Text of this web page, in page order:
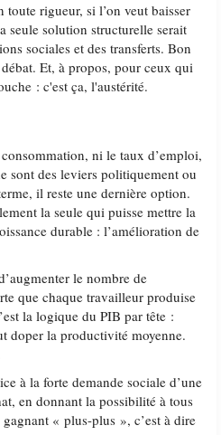
rigueur, si l’on veut baisser
seule solution structurelle serait
sociales et des transferts. Bon
Et, à propos, pour ceux qui
: c'est ça, l'austérité.
ni le taux d’emploi,
sont des leviers politiquement ou
il reste une dernière option.
la seule qui puisse mettre la
durable : l’amélioration de
le nombre de
que chaque travailleur produise
la logique du PIB par tête :
doper la productivité moyenne.
à la forte demande sociale d’une
en donnant la possibilité à tous
« plus-plus », c’est à dire